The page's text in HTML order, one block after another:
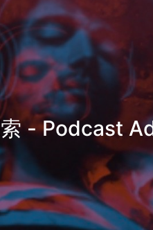
- Podcast